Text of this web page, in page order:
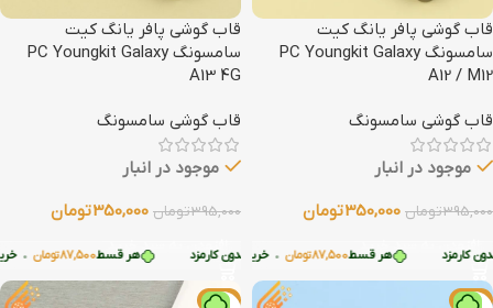
هر قسط87,500تومان • خرید قسطی با ترب‌پی بدون کارمزد کارمزد
قاب گوشی پافر یانگ کیت
سامسونگ PC Youngkit Galaxy
A12 / M12
قاب گوشی سامسونگ
موجود در انبار
395,000تومان 350,000تومان
افزودن به سبد خرید هر قسط87,500تومان • خرید هر قسط87,500 تومان • خرید قسطی با ترب‌پی بدون کارمزد
قاب گوشی پافر یانگ کیت
سامسونگ PC Youngkit Galaxy
A13 4G
قاب گوشی سامسونگ
موجود در انبار
395,000تومان 350,000تومان
افزودن به سبد خرید
-11%
-11%